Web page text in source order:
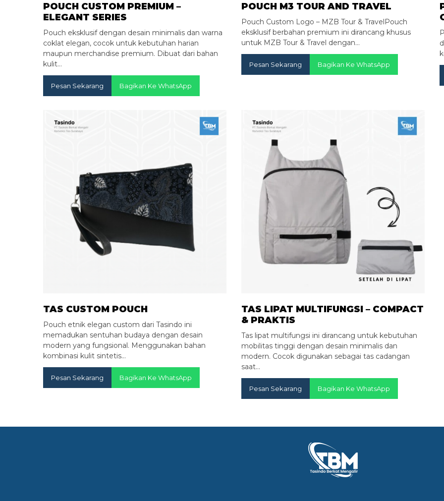
POUCH CUSTOM PREMIUM –
ELEGANT SERIES
Pouch eksklusif dengan desain minimalis dan warna
coklat elegan, cocok untuk kebutuhan harian
maupun merchandise premium. Dibuat dari bahan
kulit…
Pesan Sekarang Bagikan Ke WhatsApp
POUCH M3 TOUR AND TRAVEL
Pouch Custom Logo – MZB Tour & TravelPouch
eksklusif berbahan premium ini dirancang khusus
untuk MZB Tour & Travel dengan…
Pesan Sekarang Bagikan Ke WhatsApp
TAS CUSTOM POUCH
Pouch etnik elegan custom dari Tasindo ini
memadukan sentuhan budaya dengan desain
modern yang fungsional. Menggunakan bahan
kombinasi kulit sintetis…
Pesan Sekarang Bagikan Ke WhatsApp
TAS LIPAT MULTIFUNGSI – COMPACT
& PRAKTIS
Tas lipat multifungsi ini dirancang untuk kebutuhan
mobilitas tinggi dengan desain minimalis dan
modern. Cocok digunakan sebagai tas cadangan
saat…
Pesan Sekarang Bagikan Ke WhatsApp